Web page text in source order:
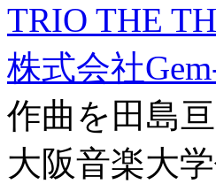
TRIO THE
株式会社
作曲を田島
大阪音楽大